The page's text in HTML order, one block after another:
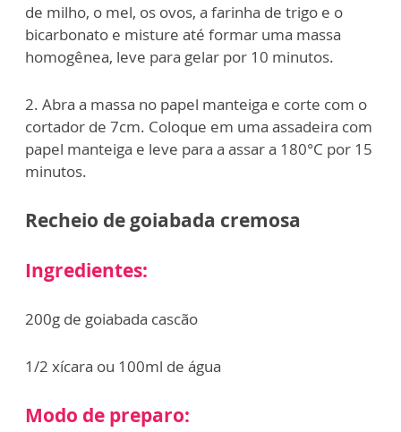
de milho, o mel, os ovos, a farinha de trigo e o
bicarbonato e misture até formar uma massa
homogênea, leve para gelar por 10 minutos.
2. Abra a massa no papel manteiga e corte com o
cortador de 7cm. Coloque em uma assadeira com
papel manteiga e leve para a assar a 180°C por 15
minutos.
Recheio de goiabada cremosa
Ingredientes:
200g de goiabada cascão
1/2 xícara ou 100ml de água
Modo de preparo: